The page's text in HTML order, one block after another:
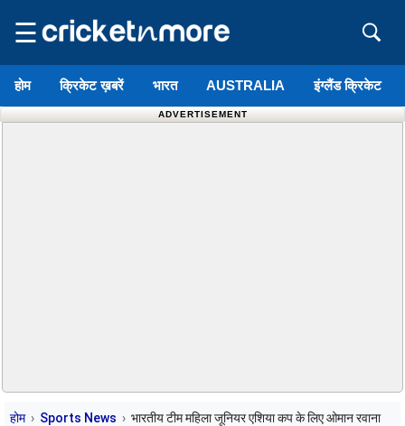
☰
होम क्रिकेट ख़बरें भारत AUSTRALIA इंग्लैंड क्रिकेट
ADVERTISEMENT
होम Sports News भारतीय टीम महिला जूनियर एशिया कप के लिए ओमान रवाना